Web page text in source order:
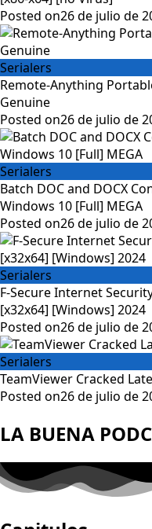
Posted on26 de julio de
Serialers
Remote-Anything
Genuine
Posted on26 de julio de
Serialers
Batch DOC and DOCX
Windows 10 [Full] MEGA
Posted on26 de julio de
Serialers
F-Secure Internet
[x32x64] [Windows] 2024
Posted on26 de julio de
Serialers
TeamViewer Cracked
Posted on26 de julio de
LA BUENA